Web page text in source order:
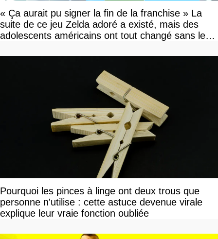
« Ça aurait pu signer la fin de la franchise » La
suite de ce jeu Zelda adoré a existé, mais des
adolescents américains ont tout changé sans le
Pourquoi les pinces à linge ont deux trous que
personne n'utilise : cette astuce devenue virale
explique leur vraie fonction oubliée